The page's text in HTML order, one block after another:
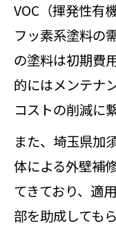
由とは
外壁塗
疑問ま
失敗し
を解説
VOC（揮発性有
フッ素系塗料の
の塗料は初期費
的にはメンテナ
コストの削減に
また、埼玉県加
体による外壁補
てきており、適
部を助成しても